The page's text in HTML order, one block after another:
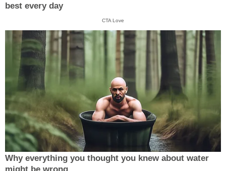
best every day
CTA Love
Why everything you thought you knew about water